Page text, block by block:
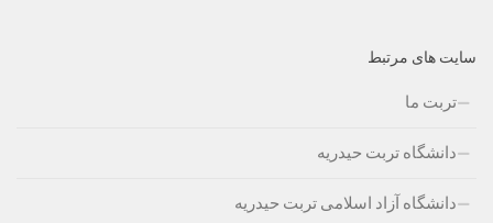
سایت های مرتبط
تربت ما
دانشگاه تربت حیدریه
دانشگاه آزاد اسلامی تربت حیدریه